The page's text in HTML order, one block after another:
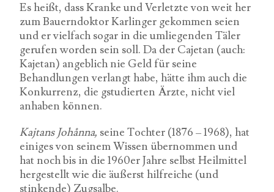
Es heißt, dass Kranke und Verletzte von weit her
zum Bauerndoktor Karlinger gekommen seien
und er vielfach sogar in die umliegenden Täler
gerufen worden sein soll. Da der Cajetan (auch:
Kajetan) angeblich nie Geld für seine
Behandlungen verlangt habe, hätte ihm auch die
Konkurrenz, die gstudierten Ärzte, nicht viel
anhaben können.
Kajtans Johånna, seine Tochter (1876 – 1968), hat
einiges von seinem Wissen übernommen und
hat noch bis in die 1960er Jahre selbst Heilmittel
hergestellt wie die äußerst hilfreiche (und
stinkende) Zugsalbe.